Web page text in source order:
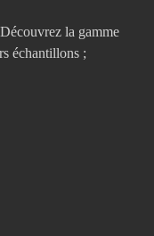
la gamme
échantillons ;